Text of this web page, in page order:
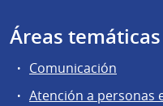
Áreas temáticas
Comunicación
Atención a personas